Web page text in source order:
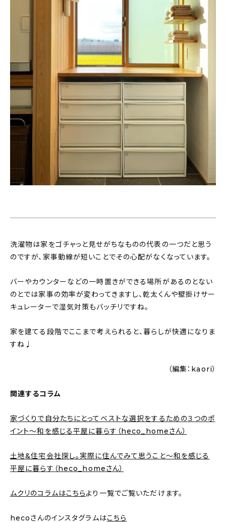
洗濯物は家をゴチャっと見せがちなものの代表の一つだと思う
のですが、家事動線が短いことでその心配がなくなっています。
バーやカウンターなどの一時置きができる場所があるのとない
のとでは家事の効率が変わってきますし、乾太くんや壁掛けサー
キュレーターで湿気対策もバッチリですね。
家を建てる段階でここまで考えられると、暮らしが快適になりま
すね♩
（編集：kaori）
関連するコラム
家づくりで自分たちにとってベストな選択をするための３つのポ
イント〜和を感じる平屋に暮らす（heco_homeさん）
土地&住宅会社探し。実際に住んでみて思うこと〜和を感じる
平屋に暮らす（heco_homeさん）
ムクリのコラムはこちらより一覧でご覧いただけます。
hecoさんのインスタグラムはこちら